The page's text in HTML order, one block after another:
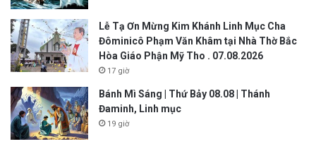
Lễ Tạ Ơn Mừng Kim Khánh Linh Mục Cha
Đôminicô Phạm Văn Khâm tại Nhà Thờ Bắc
Hòa Giáo Phận Mỹ Tho . 07.08.2026
17 giờ
Bánh Mì Sáng | Thứ Bảy 08.08 | Thánh
Đaminh, Linh mục
19 giờ